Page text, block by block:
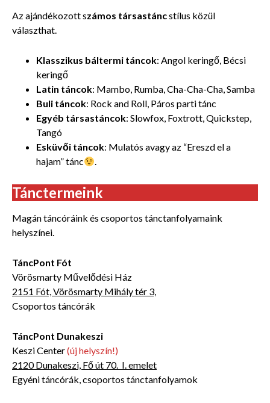
Az ajándékozott számos társastáncstílus közül
választhat.
Klasszikus báltermi táncok: Angol keringő, Bécsi
keringő
Latin táncok: Mambo, Rumba, Cha-Cha-Cha, Samba
Buli táncok: Rock and Roll, Páros parti tánc
Egyéb társastáncok: Slowfox, Foxtrott, Quickstep,
Tangó
Esküvői táncok: Mulatós avagy az “Ereszd el a
hajam” tánc
.
Tánctermeink
Magán táncóráink és csoportos tánctanfolyamaink
helyszínei.
TáncPont Fót
Vörösmarty Művelődési Ház
2151 Fót, Vörösmarty Mihály tér 3,
Csoportos táncórák
TáncPont Dunakeszi
Keszi Center(új helyszín!)
2120 Dunakeszi, Fő út 70. I. emelet
Egyéni táncórák, csoportos tánctanfolyamok